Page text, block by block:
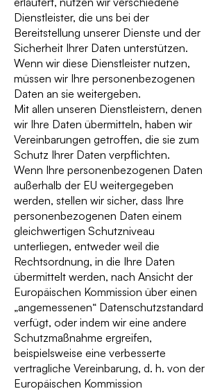
Dienstleister, die uns bei der
Bereitstellung unserer Dienste und der
Sicherheit Ihrer Daten unterstützen.
Wenn wir diese Dienstleister nutzen,
müssen wir Ihre personenbezogenen
Daten an sie weitergeben.
Mit allen unseren Dienstleistern, denen
wir Ihre Daten übermitteln, haben wir
Vereinbarungen getroffen, die sie zum
Schutz Ihrer Daten verpflichten.
Wenn Ihre personenbezogenen Daten
außerhalb der EU weitergegeben
werden, stellen wir sicher, dass Ihre
personenbezogenen Daten einem
gleichwertigen Schutzniveau
unterliegen, entweder weil die
Rechtsordnung, in die Ihre Daten
übermittelt werden, nach Ansicht der
Europäischen Kommission über einen
„angemessenen“ Datenschutzstandard
verfügt, oder indem wir eine andere
Schutzmaßnahme ergreifen,
beispielsweise eine verbesserte
vertragliche Vereinbarung, d. h. von der
Europäischen Kommission